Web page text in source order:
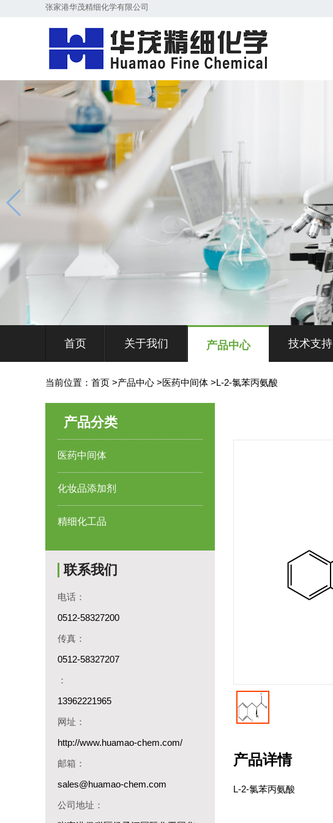
张家港华茂精细化学有限公司
首页 关于我们 产品中心 技术支持
当前位置： 首页 >产品中心 >医药中间体 >L-2-氯苯丙氨酸
产品分类
医药中间体
化妆品添加剂
精细化工品
联系我们
电话：
0512-58327200
传真：
0512-58327207
：
13962221965
网址：
http://www.huamao-chem.com/
邮箱：
sales@huamao-chem.com
公司地址：
产品详情
L-2-氯苯丙氨酸